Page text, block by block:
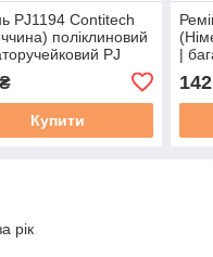
PJ1194 Contitech
поліклиновий
PJ
Купити
|
142
рік